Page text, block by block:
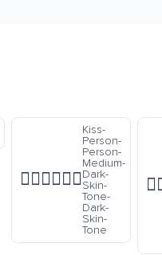
🧑🏾‍❤️‍💋‍🧑🏿
Kiss-
Person-
Person-
Medium-
Dark-
Skin-
Tone-
Dark-
Skin-
Tone